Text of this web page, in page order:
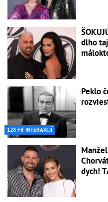
dlho
128 FB INTERAKCIÍ
Peklo
dych!